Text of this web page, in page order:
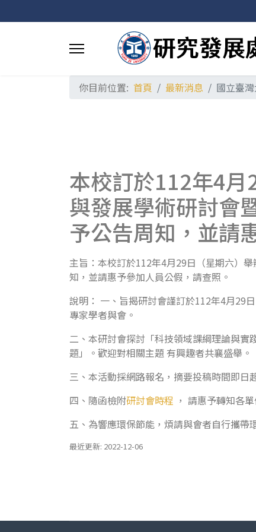
你目前位置: 首頁 最新消息 國立臺灣
本校訂於112年4
與發展學術研討會
予公告周知，並請
主旨：本校訂於112年4月29日（星期六）
知，並請惠予參加人員公假，請查照。
說明： 一、旨揭研討會謹訂於112年4月29
專家學者與會。
二、本研討會探討「科技領域課綱理論與
題」。歡迎對相關主題 有興趣者共襄盛舉。
三、本活動採網路報名，摘要投稿時間即日
四、隨函檢附研討會時程 ， 請惠予轉知各
五、為響應環保節能，煩請與會者自行攜帶
最近更新: 2022-12-06